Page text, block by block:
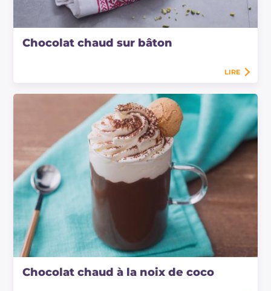
Chocolat chaud sur bâton
LIRE
Chocolat chaud à la noix de coco